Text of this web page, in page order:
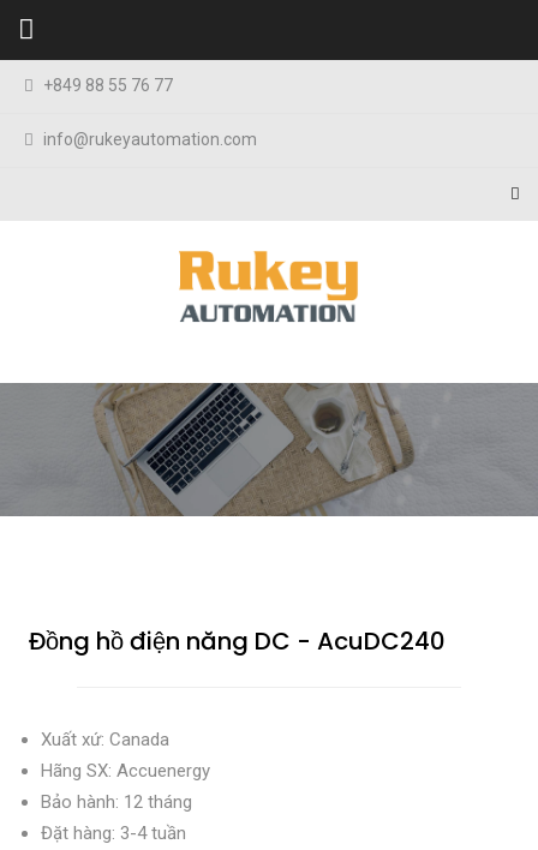
Skip to content
+849 88 55 76 77
info@rukeyautomation.com
Đồng hồ điện năng DC - AcuDC240
Xuất xứ: Canada
Hãng SX: Accuenergy
Bảo hành: 12 tháng
Đặt hàng: 3-4 tuần